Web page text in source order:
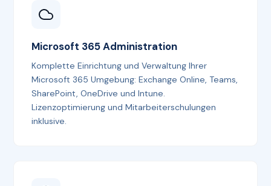
Microsoft 365 Administration
Komplette Einrichtung und Verwaltung Ihrer
Microsoft 365 Umgebung: Exchange Online, Teams,
SharePoint, OneDrive und Intune.
Lizenzoptimierung und Mitarbeiterschulungen
inklusive.